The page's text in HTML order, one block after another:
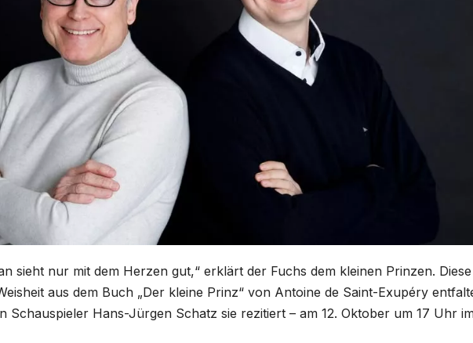
sieht nur mit dem Herzen gut,“ erklärt der Fuchs dem kleinen Prinzen. Diese
aus dem Buch „Der kleine Prinz“ von Antoine de Saint-Exupéry
Schauspieler Hans-Jürgen Schatz sie rezitiert – am 12. Oktober um 17 Uhr